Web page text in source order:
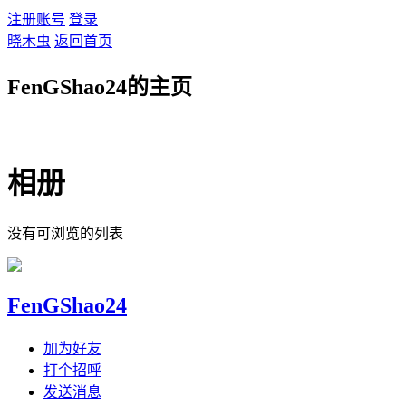
注册账号 登录
晓木虫 返回首页
FenGShao24的主页
相册
没有可浏览的列表
FenGShao24
加为好友
打个招呼
发送消息